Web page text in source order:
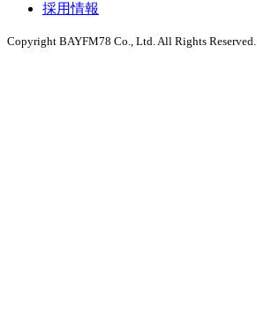
採用情報
Copyright BAYFM78 Co., Ltd. All Rights Reserved.